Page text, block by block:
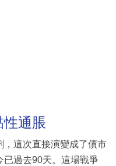
性通脹
，這次直接演變成了債市
已過去90天。這場戰爭